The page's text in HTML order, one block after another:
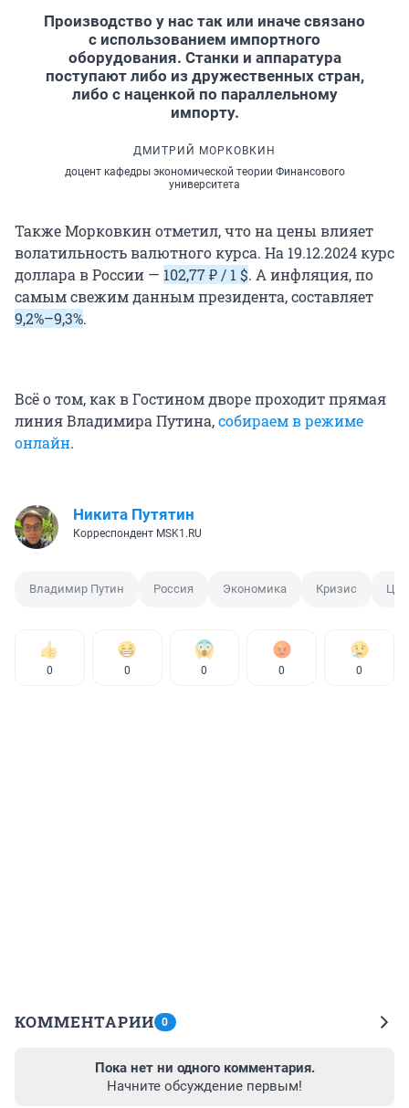
Производство у нас так или иначе связано
с использованием импортного
оборудования. Станки и аппаратура
поступают либо из дружественных стран,
либо с наценкой по параллельному
импорту.
ДМИТРИЙ МОРКОВКИН
доцент кафедры экономической теории Финансового
университета
Также Морковкин отметил, что на цены влияет
волатильность валютного курса. На 19.12.2024 курс
доллара в России — 102,77 ₽ / 1 $. А инфляция, по
самым свежим данным президента, составляет
9,2%–9,3%.
Всё о том, как в Гостином дворе проходит прямая
линия Владимира Путина,собираем в режиме
онлайн.
Никита Путятин
Корреспондент MSK1.RU
Владимир Путин Россия Экономика Кризис
0 0 0 0 0
КОММЕНТАРИИ 0
Пока нет ни одного комментария.
Начните обсуждение первым!